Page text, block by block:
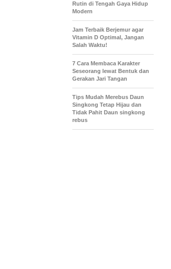
Rutin di Tengah Gaya Hidup
Modern
Jam Terbaik Berjemur agar
Vitamin D Optimal, Jangan
Salah Waktu!
7 Cara Membaca Karakter
Seseorang lewat Bentuk dan
Gerakan Jari Tangan
Tips Mudah Merebus Daun
Singkong Tetap Hijau dan
Tidak Pahit Daun singkong
rebus